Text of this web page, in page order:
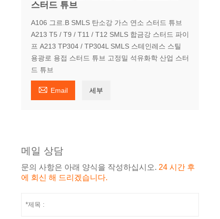
스터드 튜브
A106 그르.B SMLS 탄소강 가스 연소 스터드 튜브
A213 T5 / T9 / T11 / T12 SMLS 합금강 스터드 파이
프 A213 TP304 / TP304L SMLS 스테인레스 스틸
용광로 용접 스터드 튜브 고정밀 석유화학 산업 스터
드 튜브
 Email 세부
메일 상담
문의 사항은 아래 양식을 작성하십시오. 24 시간 후
에 회신 해 드리겠습니다.